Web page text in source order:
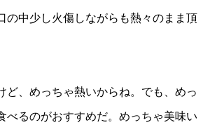
の中少し火傷しながらも熱々のまま頂
ど、めっちゃ熱いからね。でも、めっ
べるのがおすすめだ。めっちゃ美味い